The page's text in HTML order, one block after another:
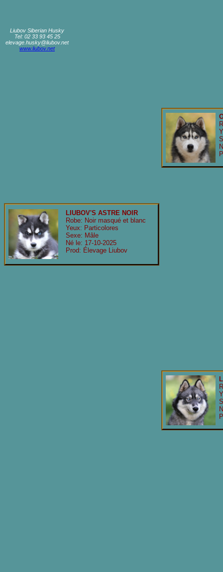
Liubov Siberian Husky
Tel: 02 33 93 45 25
elevage.husky@liubov.net
www.liubov.net
LIUBOV'S ASTRE NOIR
Robe: Noir masqué et blanc
Yeux: Particolores
Sexe: Mâle
Né le: 17-10-2025
Prod: Élevage Liubov